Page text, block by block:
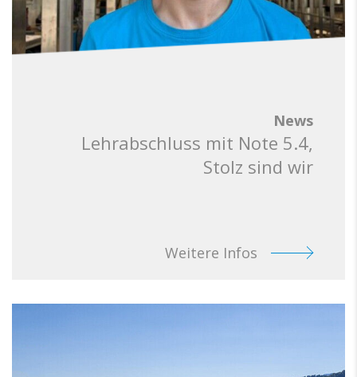
News
Lehrabschluss mit Note 5.4,
Stolz sind wir
Weitere Infos